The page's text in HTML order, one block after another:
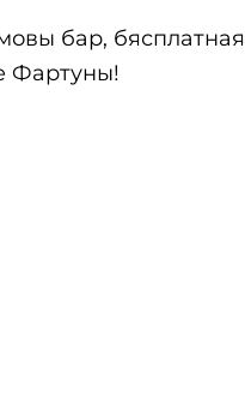
бар, бясплатная
Фартуны!